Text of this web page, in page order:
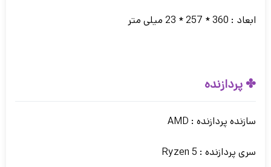
ابعاد : 360 * 257 * 23 میلی متر
✤ پردازنده
سازنده پردازنده : AMD
سری پردازنده : Ryzen 5